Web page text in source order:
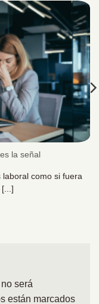
la señal
como si fuera
será
están marcados